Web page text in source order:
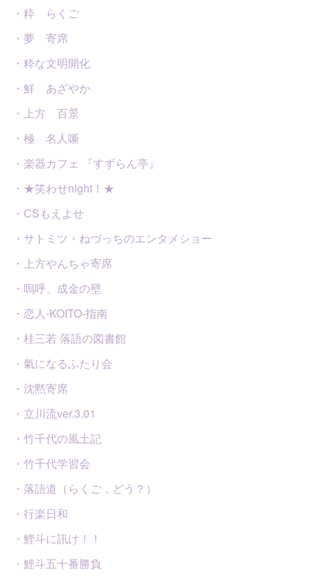
・粋 らくご
・夢 寄席
・粋な文明開化
・鮮 あざやか
・上方 百景
・極 名人噺
・楽器カフェ 『すずらん亭』
・★笑わせnight！★
・CSもえよせ
・サトミツ・ねづっちのエンタメショー
・上方やんちゃ寄席
・嗚呼、成金の壁
・恋人-KOITO-指南
・桂三若 落語の図書館
・氣になるふたり会
・沈黙寄席
・立川流ver.3.01
・竹千代の風土記
・竹千代学習会
・落語道（らくご，どう？）
・行楽日和
・鯉斗に訊け！！
・鯉斗五十番勝負